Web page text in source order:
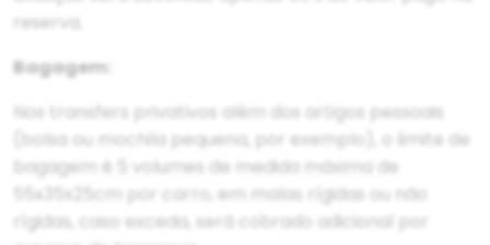
reserva.
Bagagem:
Nos transfers privativos além dos artigos pessoais
(bolsa ou mochila pequena, por exemplo), o limite de
bagagem é 5 volumes de medida máxima de
55x35x25cm por carro, em malas rígidas ou não
rígidas, caso exceda, será cobrado adicional por